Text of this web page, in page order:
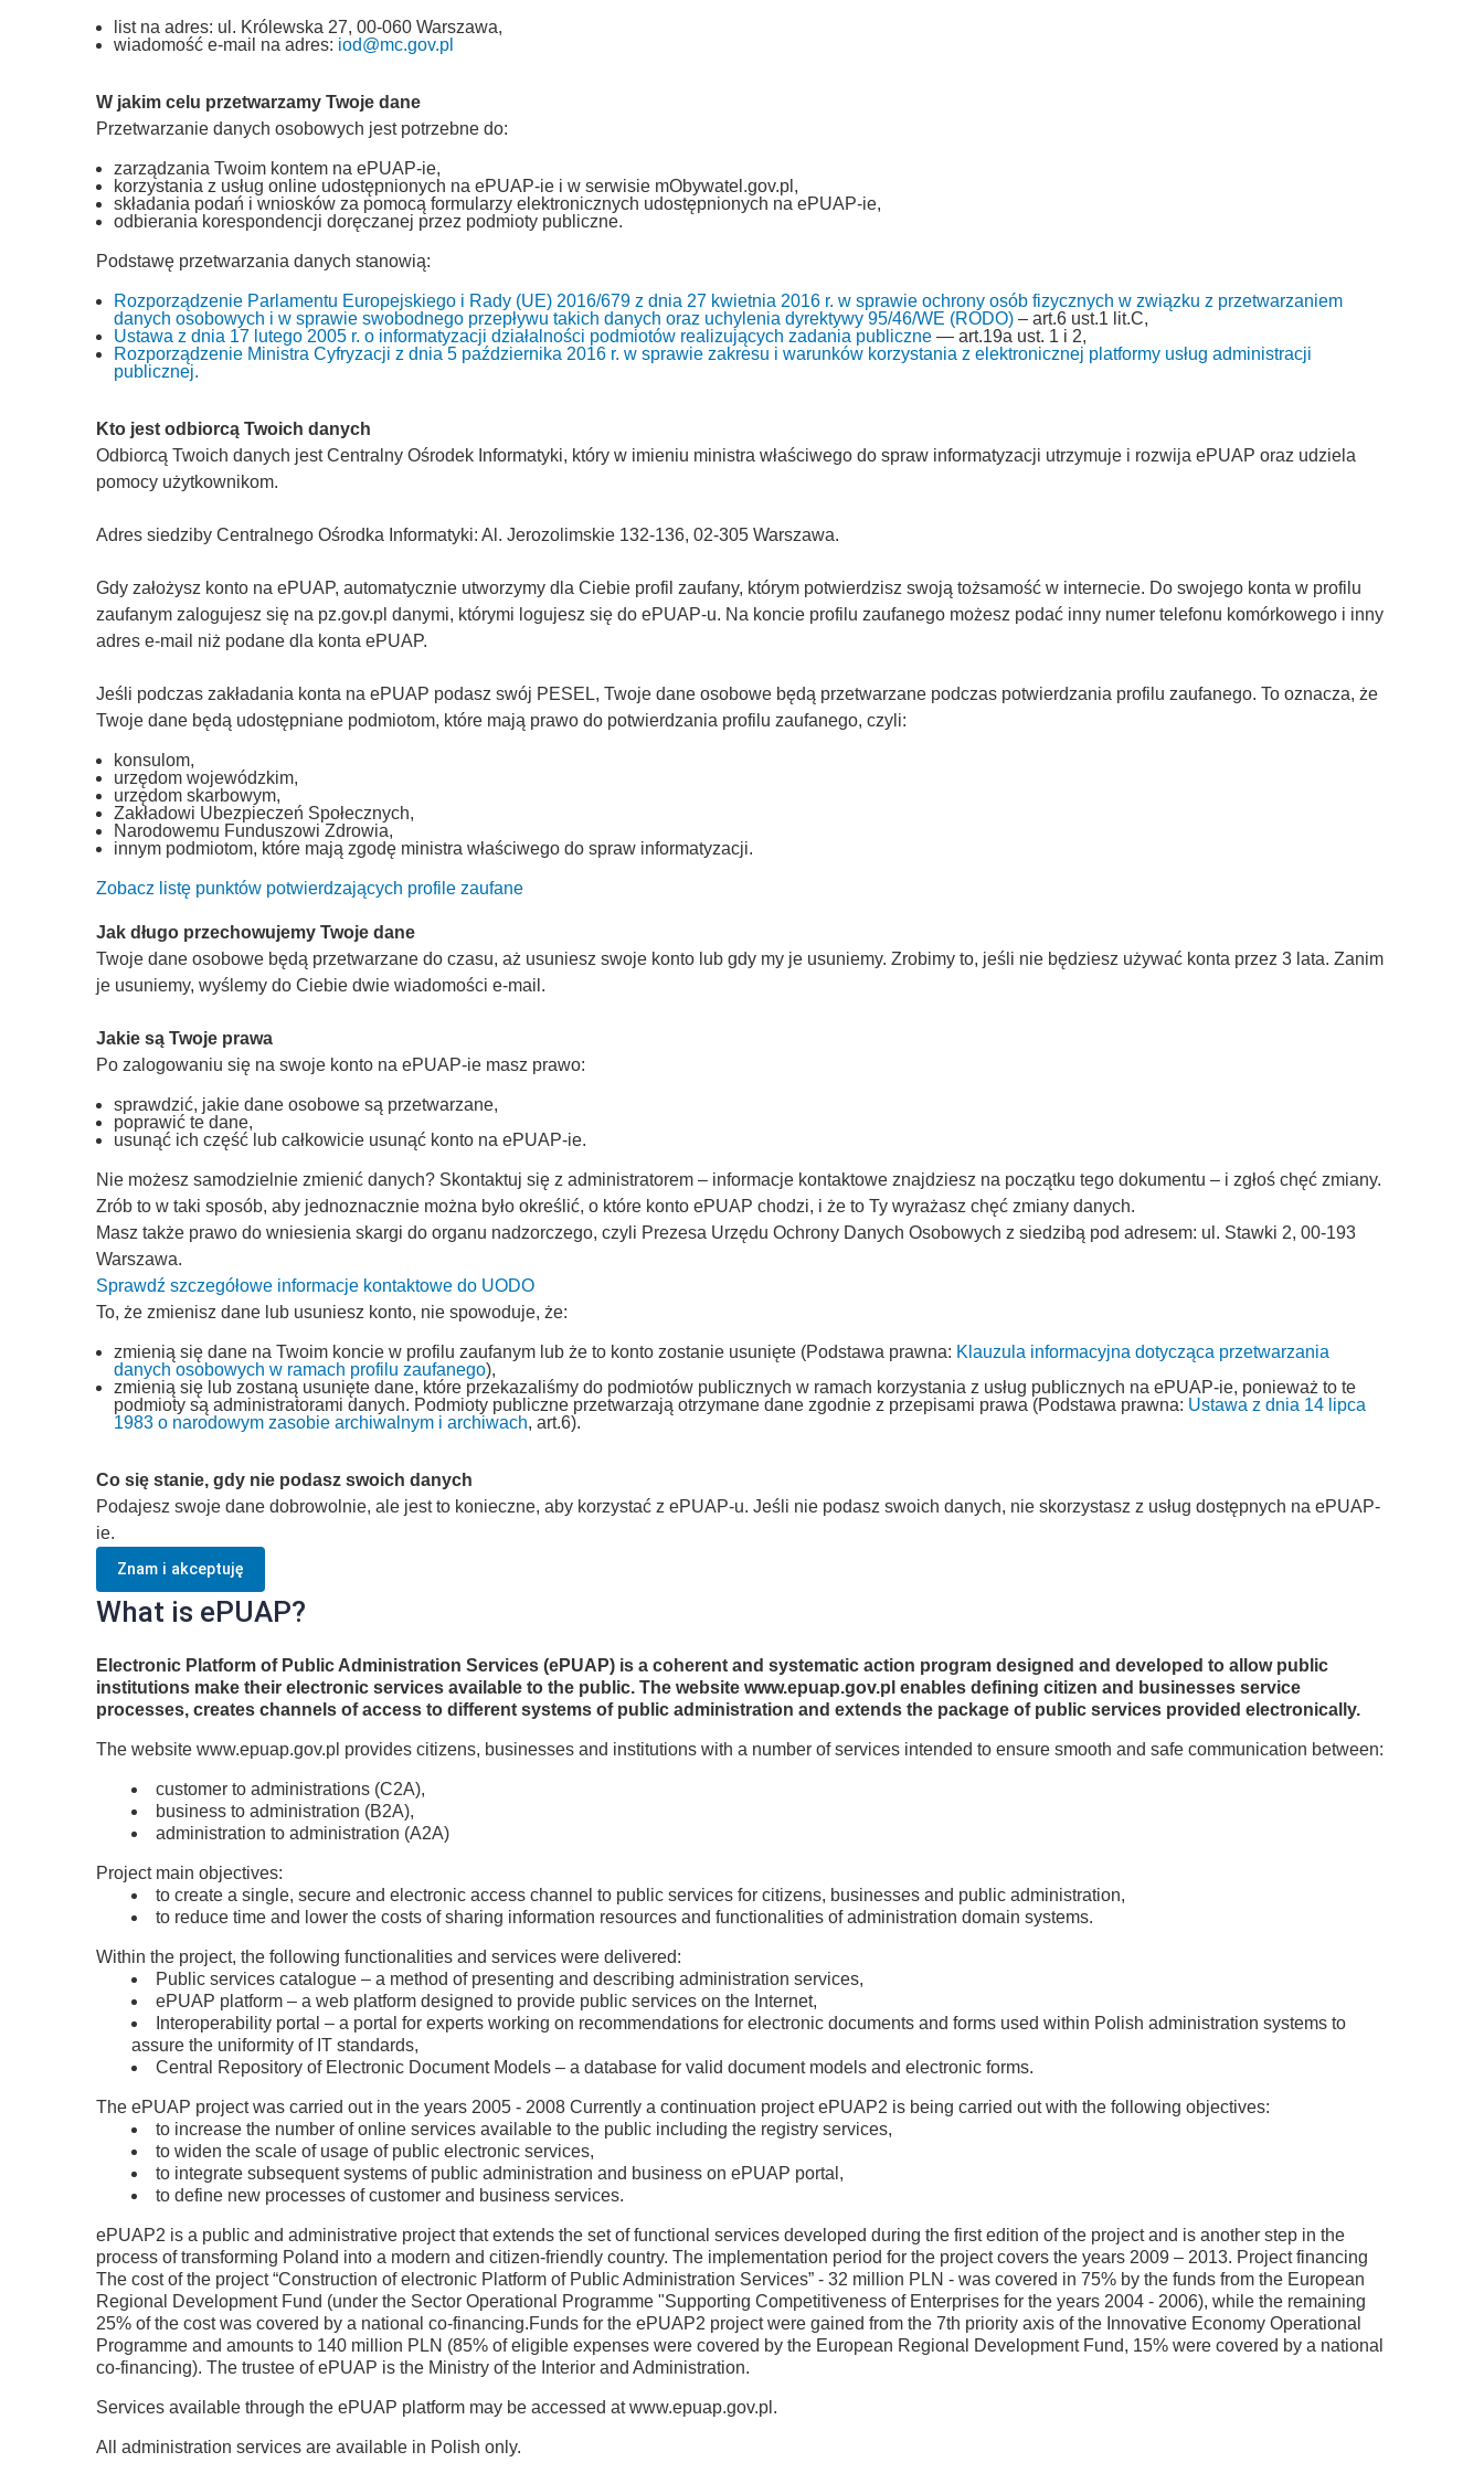
list na adres: ul. Królewska 27, 00-060 Warszawa,
wiadomość e-mail na adres: iod@mc.gov.pl
W jakim celu przetwarzamy Twoje dane
Przetwarzanie danych osobowych jest potrzebne do:
zarządzania Twoim kontem na ePUAP-ie,
korzystania z usług online udostępnionych na ePUAP-ie i w serwisie mObywatel.gov.pl,
składania podań i wniosków za pomocą formularzy elektronicznych udostępnionych na ePUAP-ie,
odbierania korespondencji doręczanej przez podmioty publiczne.
Podstawę przetwarzania danych stanowią:
Rozporządzenie Parlamentu Europejskiego i Rady (UE) 2016/679 z dnia 27 kwietnia 2016 r. w sprawie ochrony osób fizycznych w związku z przetwarzaniem
danych osobowych i w sprawie swobodnego przepływu takich danych oraz uchylenia dyrektywy 95/46/WE (RODO) – art.6 ust.1 lit.C,
Ustawa z dnia 17 lutego 2005 r. o informatyzacji działalności podmiotów realizujących zadania publiczne — art.19a ust. 1 i 2,
Rozporządzenie Ministra Cyfryzacji z dnia 5 października 2016 r. w sprawie zakresu i warunków korzystania z elektronicznej platformy usług administracji
publicznej.
Kto jest odbiorcą Twoich danych
Odbiorcą Twoich danych jest Centralny Ośrodek Informatyki, który w imieniu ministra właściwego do spraw informatyzacji utrzymuje i rozwija ePUAP oraz udziela
pomocy użytkownikom.
Adres siedziby Centralnego Ośrodka Informatyki: Al. Jerozolimskie 132-136, 02-305 Warszawa.
Gdy założysz konto na ePUAP, automatycznie utworzymy dla Ciebie profil zaufany, którym potwierdzisz swoją tożsamość w internecie. Do swojego konta w profilu
zaufanym zalogujesz się na pz.gov.pl danymi, którymi logujesz się do ePUAP-u. Na koncie profilu zaufanego możesz podać inny numer telefonu komórkowego i inny
adres e-mail niż podane dla konta ePUAP.
Jeśli podczas zakładania konta na ePUAP podasz swój PESEL, Twoje dane osobowe będą przetwarzane podczas potwierdzania profilu zaufanego. To oznacza, że
Twoje dane będą udostępniane podmiotom, które mają prawo do potwierdzania profilu zaufanego, czyli:
konsulom,
urzędom wojewódzkim,
urzędom skarbowym,
Zakładowi Ubezpieczeń Społecznych,
Narodowemu Funduszowi Zdrowia,
innym podmiotom, które mają zgodę ministra właściwego do spraw informatyzacji.
Zobacz listę punktów potwierdzających profile zaufane
Jak długo przechowujemy Twoje dane
Twoje dane osobowe będą przetwarzane do czasu, aż usuniesz swoje konto lub gdy my je usuniemy. Zrobimy to, jeśli nie będziesz używać konta przez 3 lata. Zanim
je usuniemy, wyślemy do Ciebie dwie wiadomości e-mail.
Jakie są Twoje prawa
Po zalogowaniu się na swoje konto na ePUAP-ie masz prawo:
sprawdzić, jakie dane osobowe są przetwarzane,
poprawić te dane,
usunąć ich część lub całkowicie usunąć konto na ePUAP-ie.
Nie możesz samodzielnie zmienić danych? Skontaktuj się z administratorem – informacje kontaktowe znajdziesz na początku tego dokumentu – i zgłoś chęć zmiany.
Zrób to w taki sposób, aby jednoznacznie można było określić, o które konto ePUAP chodzi, i że to Ty wyrażasz chęć zmiany danych.
Masz także prawo do wniesienia skargi do organu nadzorczego, czyli Prezesa Urzędu Ochrony Danych Osobowych z siedzibą pod adresem: ul. Stawki 2, 00-193
Warszawa.
Sprawdź szczegółowe informacje kontaktowe do UODO
To, że zmienisz dane lub usuniesz konto, nie spowoduje, że:
zmienią się dane na Twoim koncie w profilu zaufanym lub że to konto zostanie usunięte (Podstawa prawna: Klauzula informacyjna dotycząca przetwarzania
danych osobowych w ramach profilu zaufanego),
zmienią się lub zostaną usunięte dane, które przekazaliśmy do podmiotów publicznych w ramach korzystania z usług publicznych na ePUAP-ie, ponieważ to te
podmioty są administratorami danych. Podmioty publiczne przetwarzają otrzymane dane zgodnie z przepisami prawa (Podstawa prawna: Ustawa z dnia 14 lipca
1983 o narodowym zasobie archiwalnym i archiwach, art.6).
Co się stanie, gdy nie podasz swoich danych
Podajesz swoje dane dobrowolnie, ale jest to konieczne, aby korzystać z ePUAP-u. Jeśli nie podasz swoich danych, nie skorzystasz z usług dostępnych na ePUAP-
ie.
Znam i akceptuję
What is ePUAP?
Electronic Platform of Public Administration Services (ePUAP) is a coherent and systematic action program designed and developed to allow public
institutions make their electronic services available to the public. The website www.epuap.gov.pl enables defining citizen and businesses service
processes, creates channels of access to different systems of public administration and extends the package of public services provided electronically.
The website www.epuap.gov.pl provides citizens, businesses and institutions with a number of services intended to ensure smooth and safe communication between:
customer to administrations (C2A),
business to administration (B2A),
administration to administration (A2A)
Project main objectives:
to create a single, secure and electronic access channel to public services for citizens, businesses and public administration,
to reduce time and lower the costs of sharing information resources and functionalities of administration domain systems.
Within the project, the following functionalities and services were delivered:
Public services catalogue – a method of presenting and describing administration services,
ePUAP platform – a web platform designed to provide public services on the Internet,
Interoperability portal – a portal for experts working on recommendations for electronic documents and forms used within Polish administration systems to
assure the uniformity of IT standards,
Central Repository of Electronic Document Models – a database for valid document models and electronic forms.
The ePUAP project was carried out in the years 2005 - 2008 Currently a continuation project ePUAP2 is being carried out with the following objectives:
to increase the number of online services available to the public including the registry services,
to widen the scale of usage of public electronic services,
to integrate subsequent systems of public administration and business on ePUAP portal,
to define new processes of customer and business services.
ePUAP2 is a public and administrative project that extends the set of functional services developed during the first edition of the project and is another step in the
process of transforming Poland into a modern and citizen-friendly country. The implementation period for the project covers the years 2009 – 2013. Project financing
The cost of the project “Construction of electronic Platform of Public Administration Services” - 32 million PLN - was covered in 75% by the funds from the European
Regional Development Fund (under the Sector Operational Programme "Supporting Competitiveness of Enterprises for the years 2004 - 2006), while the remaining
25% of the cost was covered by a national co-financing.Funds for the ePUAP2 project were gained from the 7th priority axis of the Innovative Economy Operational
Programme and amounts to 140 million PLN (85% of eligible expenses were covered by the European Regional Development Fund, 15% were covered by a national
co-financing). The trustee of ePUAP is the Ministry of the Interior and Administration.
Services available through the ePUAP platform may be accessed at www.epuap.gov.pl.
All administration services are available in Polish only.